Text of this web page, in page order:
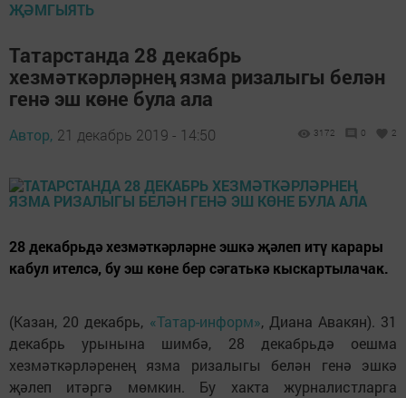
ҖӘМГЫЯТЬ
Татарстанда 28 декабрь
хезмәткәрләрнең язма ризалыгы белән
генә эш көне була ала
Автор, 21 декабрь 2019 - 14:50 3172 0 2
28 декабрьдә хезмәткәрләрне эшкә җәлеп итү карары
кабул ителсә, бу эш көне бер сәгатькә кыскартылачак.
(Казан, 20 декабрь, «Татар-информ», Диана Авакян). 31
декабрь урынына шимбә, 28 декабрьдә оешма
хезмәткәрләренең язма ризалыгы белән генә эшкә
җәлеп итәргә мөмкин. Бу хакта журналистларга